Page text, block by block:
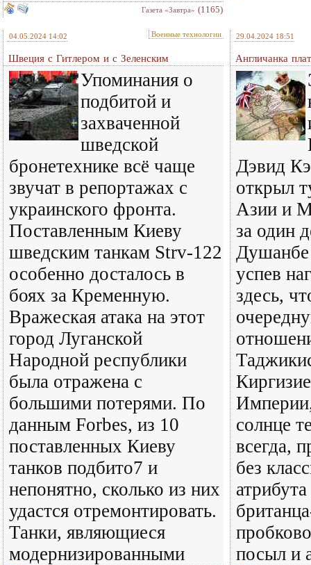
Газета «Завтра» (1165)
04.05.2024 14:02 Военные технологии
Швеция с Гитлером и с Зеленским
Упоминания о
подбитой и
захваченной
шведской
бронетехнике всё чаще
звучат в репортажах с
украинского фронта.
Поставленным Киеву
шведским танкам Strv-122
особенно досталось в
боях за Кременную.
Вражеская атака на этот
город Луганской
Народной республики
была отражена с
большими потерями. По
данным Forbes, из 10
поставленных Киеву
танков подбито7 и
непонятно, сколько из них
удастся отремонтировать.
Танки, являющиеся
модернизированными
29.04.2024 18:51
Англичанка
Дэвид
открыл
Азии и
за один
успев
здесь,
солнце
всегда,
без
посыл и